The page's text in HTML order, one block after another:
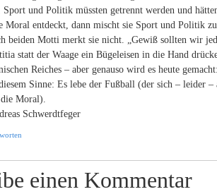
Sport und Politik müssten getrennt werden und
Moral entdeckt, dann mischt sie Sport und Politik
beiden Motti merkt sie nicht. „Gewiß sollten wir
statt der Waage ein Bügeleisen in die Hand
Reiches – aber genauso wird es heute
Sinne: Es lebe der Fußball (der sich – leider
Moral).
Schwerdtfeger
einen Kommentar